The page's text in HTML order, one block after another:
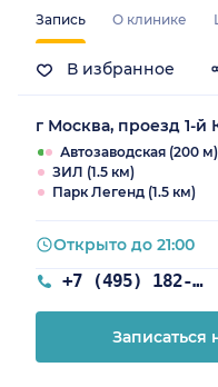
Запись О клинике
В избранное
г Москва, проезд 1-й
Автозаводская (200 м)
ЗИЛ (1.5 км)
Парк Легенд (1.5 км)
+7 (495) 182-08-75
Открыто до 21:00
Записаться